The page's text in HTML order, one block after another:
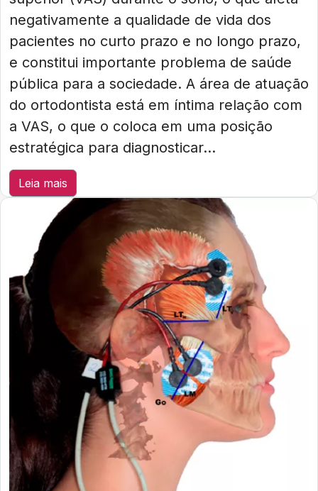
negativamente a qualidade de vida dos
pacientes no curto prazo e no longo prazo,
e constitui importante problema de saúde
pública para a sociedade. A área de atuação
do ortodontista está em íntima relação com
a VAS, o que o coloca em uma posição
estratégica para diagnosticar...
Leia mais